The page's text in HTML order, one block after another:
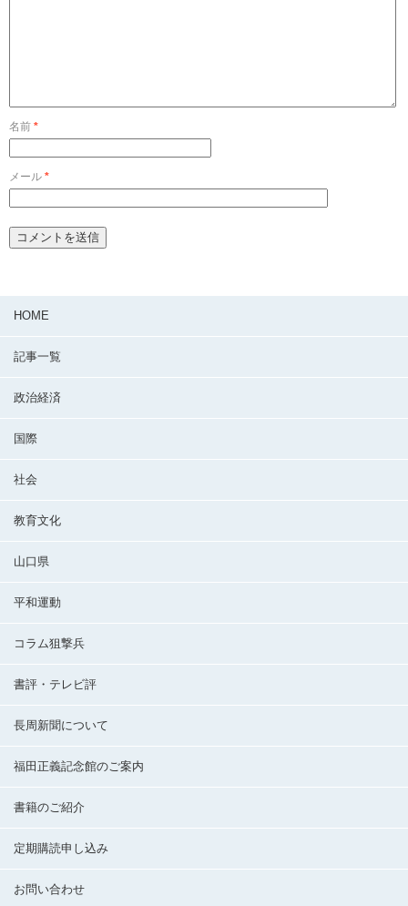
名前 *
メール *
HOME
記事一覧
政治経済
国際
社会
教育文化
山口県
平和運動
コラム狙撃兵
書評・テレビ評
長周新聞について
福田正義記念館のご案内
書籍のご紹介
定期購読申し込み
お問い合わせ